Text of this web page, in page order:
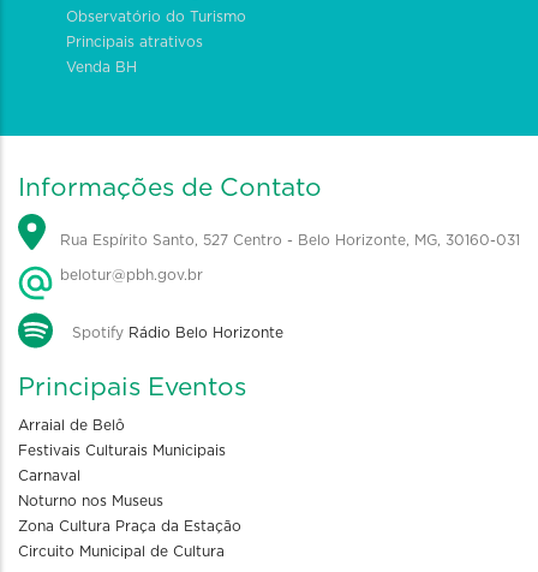
Observatório do Turismo
Principais atrativos
Venda BH
Informações de Contato
Rua Espírito Santo, 527 Centro - Belo Horizonte, MG, 30160-031
belotur@pbh.gov.br
Spotify Rádio Belo Horizonte
Principais Eventos
Arraial de Belô
Festivais Culturais Municipais
Carnaval
Noturno nos Museus
Zona Cultura Praça da Estação
Circuito Municipal de Cultura